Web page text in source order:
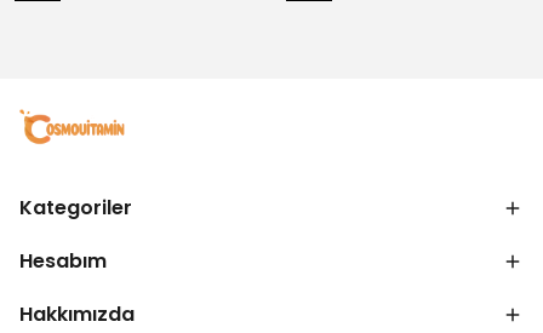
Kategoriler
Hesabım
Hakkımızda